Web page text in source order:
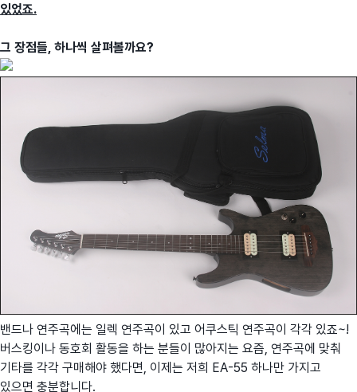
있었죠.
그 장점들, 하나씩 살펴볼까요?
밴드나 연주곡에는 일렉 연주곡이 있고 어쿠스틱 연주곡이 각각 있죠~!
버스킹이나 동호회 활동을 하는 분들이 많아지는 요즘, 연주곡에 맞춰
기타를 각각 구매해야 했다면, 이제는 저희 EA-55 하나만 가지고
있으면 충분합니다.